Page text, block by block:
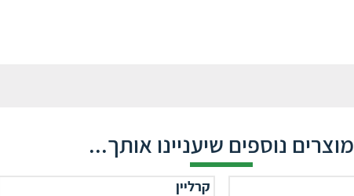
מוצרים נוספים שיעניינו אותך...
קרליין